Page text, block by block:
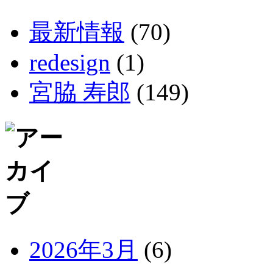
最新情報 (70)
redesign (1)
宮脇 寿郎 (149)
2026年3月 (6)